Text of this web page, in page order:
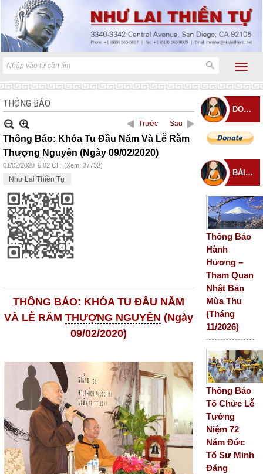
THÔNG BÁO
Trước Sau
Thông Báo: Khóa Tu Đầu Năm Và Lễ Rằm
Thượng Nguyên (Ngày 09/02/2020)
01/02/2020 6:02 CH (Xem: 37732)
Như Lai Thiền Tự
THÔNG BÁO: KHÓA TU ĐẦU NĂM
VÀ LỄ RẰM THƯỢNG NGUYÊN (Ngày
09/02/2020)
DONATE
BÀI ĐĂNG MỚI
Thông Báo
Hành
Hương –
Tham Quan
Nhật Bản
Mùa Thu
(Tháng
11/2026)
Thông Báo
Tổ Chức Lễ
Tưởng
Niệm 72
Năm Đức
Tổ Sư Minh
Đăng